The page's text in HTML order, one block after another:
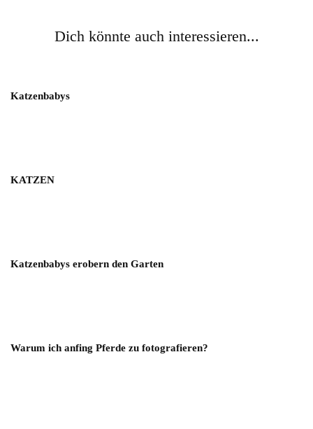
Dich könnte auch interessieren...
Katzenbabys
KATZEN
Katzenbabys erobern den Garten
Warum ich anfing Pferde zu fotografieren?